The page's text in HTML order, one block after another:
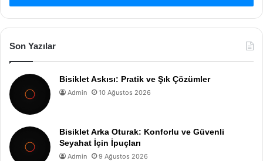
Son Yazılar
Bisiklet Askısı: Pratik ve Şık Çözümler
Admin 10 Ağustos 2026
Bisiklet Arka Oturak: Konforlu ve Güvenli
Seyahat İçin İpuçları
Admin 9 Ağustos 2026